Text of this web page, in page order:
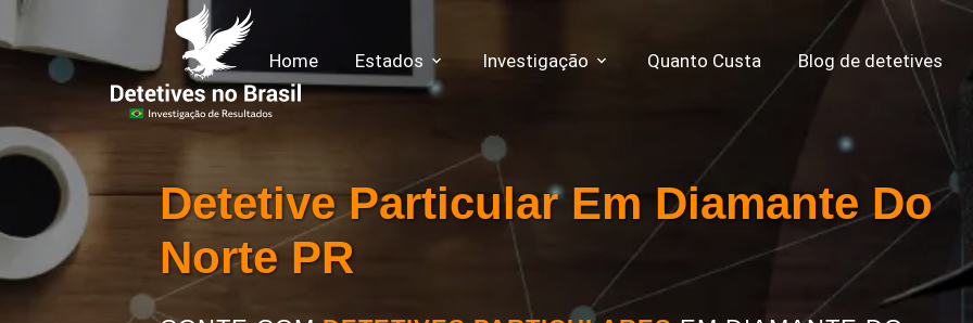
Home Estados Investigação Quanto Custa Blog de detetives
Detetive Particular Em Diamante Do
Norte PR